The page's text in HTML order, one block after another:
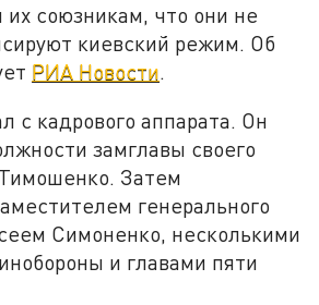
союзникам, что они не
киевский режим. Об
РИА Новости.
с кадрового аппарата. Он
замглавы своего
Затем
генерального
Симоненко, несколькими
и главами пяти